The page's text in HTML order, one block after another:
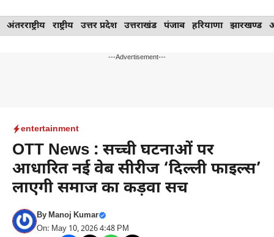
Skip
to
अंतरराष्ट्रीय राष्ट्रीय उत्तर प्रदेश उत्तराखंड पंजाब हरियाणा झारखण्ड
---Advertisement---
entertainment
OTT News : सच्ची घटनाओं पर
आधारित नई वेब सीरीज ‘दिल्ली फाइल्स’
लाएगी समाज का कड़वा सच
ByManoj Kumar
On: May 10, 2026 4:48 PM